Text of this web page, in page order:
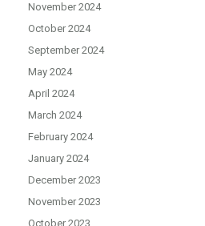
November 2024
October 2024
September 2024
May 2024
April 2024
March 2024
February 2024
January 2024
December 2023
November 2023
October 2023